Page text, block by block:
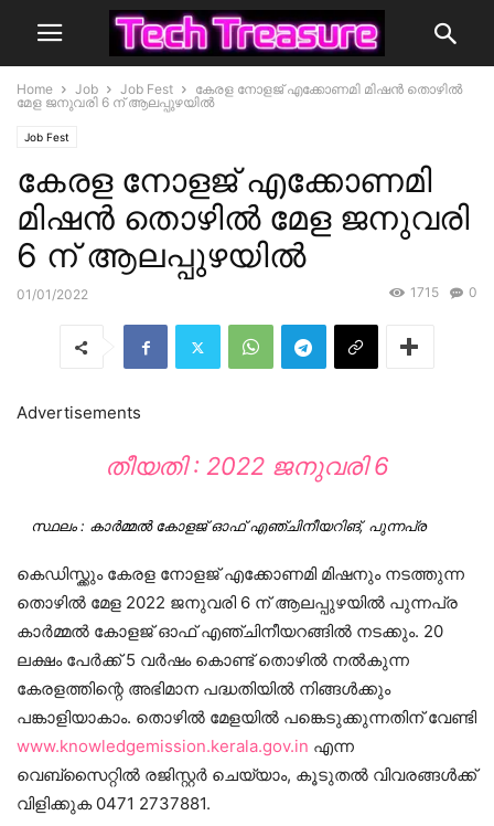
Home Job Job Fest
കേരള നോളജ് എക്കോണമി മിഷൻ തൊഴിൽ
മേള ജനുവരി 6 ന് ആലപ്പുഴയിൽ
Job Fest
കേരള നോളജ് എക്കോണമി
മിഷൻ തൊഴിൽ മേള ജനുവരി
6 ന് ആലപ്പുഴയിൽ
01/01/2022 0
1715
Advertisements
തീയതി : 2022 ജനുവരി 6
സ്ഥലം : കാർമ്മൽ കോളജ് ഓഫ് എഞ്ചിനീയറിങ്, പുന്നപ്ര
കെഡിസ്ക്കും കേരള നോളജ് എക്കോണമി മിഷനും നടത്തുന്ന
തൊഴിൽ മേള 2022 ജനുവരി 6 ന് ആലപ്പുഴയിൽ പുന്നപ്ര
കാർമ്മൽ കോളജ് ഓഫ് എഞ്ചിനീയറങ്ങിൽ നടക്കും. 20
ലക്ഷം പേർക്ക് 5 വർഷം കൊണ്ട് തൊഴിൽ നൽകുന്ന
കേരളത്തിന്റെ അഭിമാന പദ്ധതിയിൽ നിങ്ങൾക്കും
പങ്കാളിയാകാം. തൊഴിൽ മേളയിൽ പങ്കെടുക്കുന്നതിന് വേണ്ടി
www.knowledgemission.kerala.gov.in എന്ന
വെബ്സൈറ്റിൽ രജിസ്റ്റർ ചെയ്യാം, കൂടുതൽ വിവരങ്ങൾക്ക്
വിളിക്കുക 0471 2737881.